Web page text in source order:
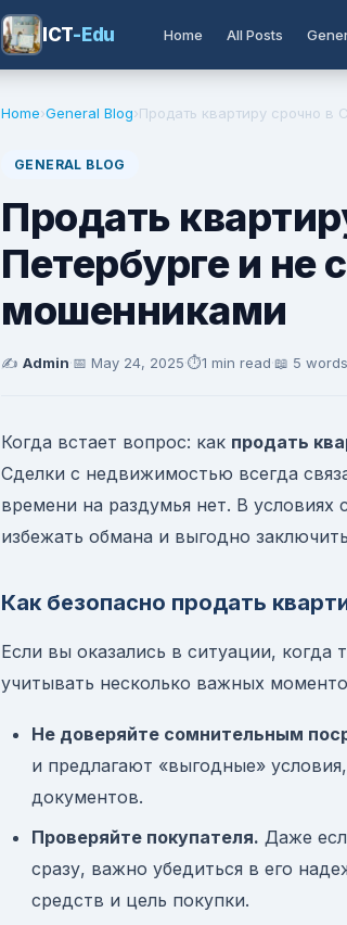
ICT-Edu Home All Posts
Home›General Blog›Продать квартиру срочно в
GENERAL BLOG
Продать
Петербурге и не
мошенниками
✍️ Admin·📅 May 24, 2025·⏱️1 min read·📖 5 words
Когда встает вопрос: как продать
Сделки с недвижимостью всегда
времени на раздумья нет. В
избежать обмана и выгодно
Как безопасно продать
Если вы оказались в ситуации, когда
учитывать несколько важных
Не доверяйте сомнительным
и предлагают «выгодные»
документов.
Проверяйте покупателя. Даже
сразу, важно убедиться в его
средств и цель покупки.